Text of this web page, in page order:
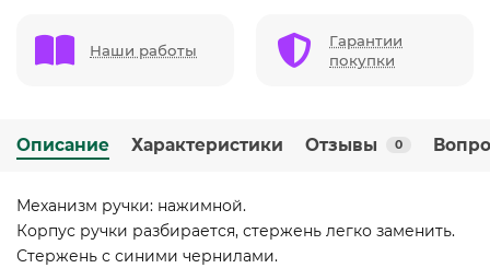
Наши работы
Гарантии
покупки
Описание Характеристики Отзывы 0
Механизм ручки: нажимной.
Корпус ручки разбирается, стержень легко заменить.
Стержень с синими чернилами.